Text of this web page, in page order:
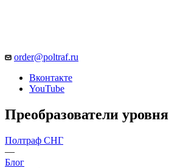
order@poltraf.ru
Вконтакте
YouTube
Преобразователи уровня
Полтраф СНГ
—
Блог